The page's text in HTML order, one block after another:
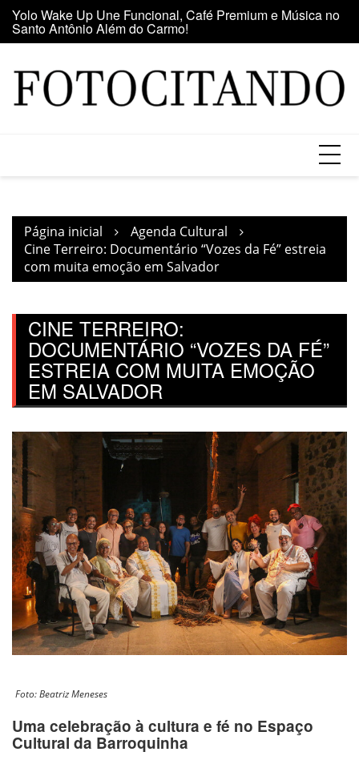
para
o
Maior clube de vinil da América Latina participa da Feira
do Vinil no Shopping Center Lapa
Página inicial
Agenda Cultural
Cine Terreiro: Documentário “Vozes da Fé” estreia
com muita emoção em Salvador
CINE TERREIRO:
DOCUMENTÁRIO “VOZES DA FÉ”
ESTREIA COM MUITA EMOÇÃO
EM SALVADOR
Foto: Beatriz Meneses
Uma celebração à cultura e fé no Espaço
Cultural da Barroquinha